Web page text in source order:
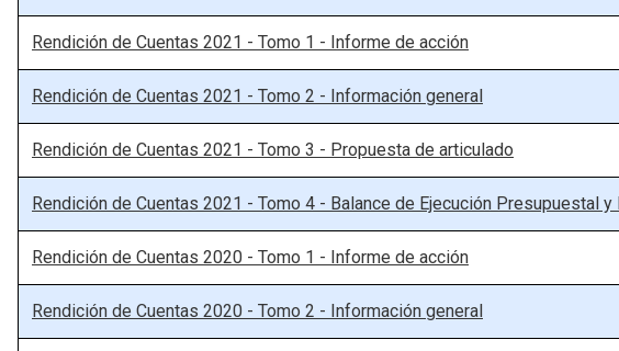
Rendición de Cuentas 2021 - Tomo 1 - Informe de acción
Rendición de Cuentas 2021 - Tomo 2 - Información general
Rendición de Cuentas 2021 - Tomo 3 - Propuesta de articulado
Rendición de Cuentas 2021 - Tomo 4 - Balance de Ejecución Presupuestal y
Rendición de Cuentas 2020 - Tomo 1 - Informe de acción
Rendición de Cuentas 2020 - Tomo 2 - Información general